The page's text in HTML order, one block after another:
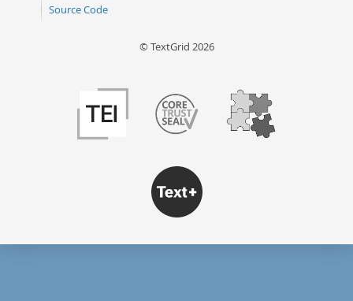
Source Code
© TextGrid 2026